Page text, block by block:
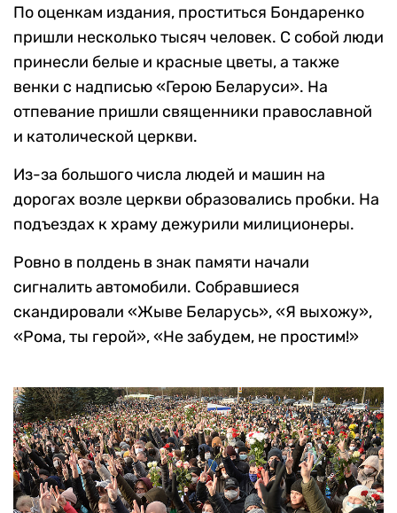
По оценкам издания, проститься Бондаренко
пришли несколько тысяч человек. С собой люди
принесли белые и красные цветы, а также
венки с надписью «Герою Беларуси». На
отпевание пришли священники православной
и католической церкви.
Из-за большого числа людей и машин на
дорогах возле церкви образовались пробки. На
подъездах к храму дежурили милиционеры.
Ровно в полдень в знак памяти начали
сигналить автомобили. Собравшиеся
скандировали «Жыве Беларусь», «Я выхожу»,
«Рома, ты герой», «Не забудем, не простим!»